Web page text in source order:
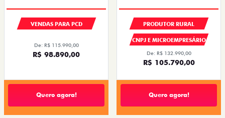
VENDAS PARA PCD
De: R$ 115.990,00
R$ 98.890,00
Quero agora!
PRODUTOR RURAL
CNPJ E MICROEMPRESÁRIO
De: R$ 132.990,00
R$ 105.790,00
Quero agora!